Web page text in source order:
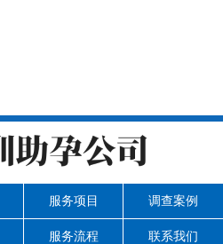
服务项目 调查案例
服务流程 联系我们